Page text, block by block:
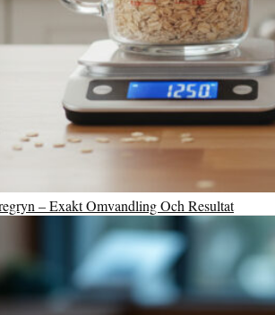
– Exakt Omvandling Och Resultat